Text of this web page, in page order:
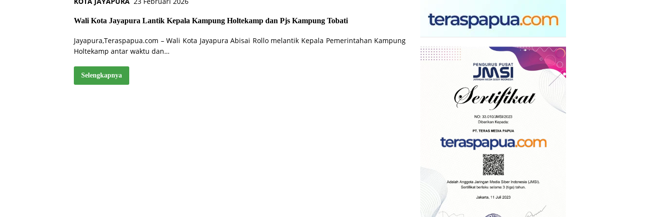
Wali Kota Jayapura Lantik Kepala Kampung Holtekamp dan Pjs Kampung Tobati
Jayapura,Teraspapua.com – Wali Kota Jayapura Abisai Rollo melantik Kepala Pemerintahan Kampung
Holtekamp antar waktu dan…
Selengkapnya